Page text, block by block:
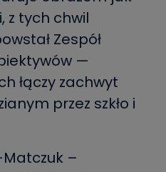
z tych chwil
Zespół
—
łączy zachwyt
przez szkło i
–